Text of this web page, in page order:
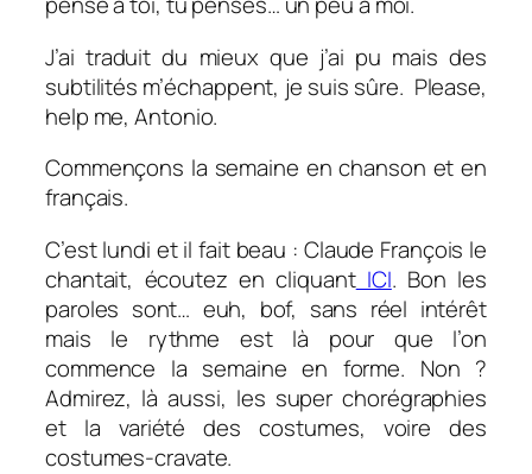
J’ai traduit du mieux que j’ai pu mais des
subtilités m’échappent, je suis sûre. Please,
help me, Antonio.
Commençons la semaine en chanson et en
français.
C’est lundi et il fait beau : Claude François le
chantait, écoutez en cliquantICI. Bon les
paroles sont… euh, bof, sans réel intérêt
mais le rythme est là pour que l’on
commence la semaine en forme. Non ?
Admirez, là aussi, les super chorégraphies
et la variété des costumes, voire des
costumes-cravate.